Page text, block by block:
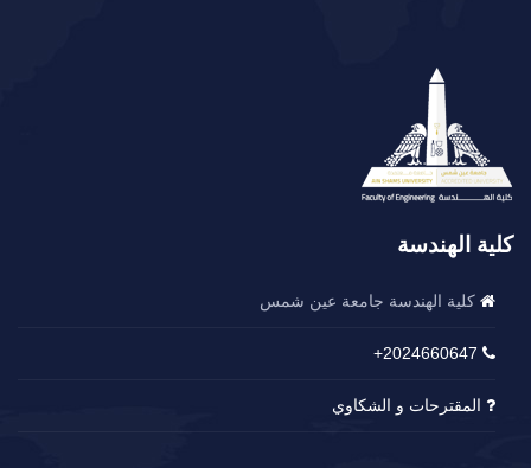
كلية الهندسة
كلية الهندسة جامعة عين شمس
2024660647+
المقترحات و الشكاوي